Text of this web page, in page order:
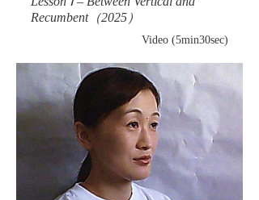
Recumbent（2025）
Video (5min30sec)